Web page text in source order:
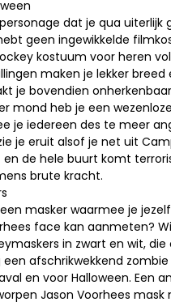
dat je qua uiterlijk
geen ingewikkelde
kostuum voor heren
maken je lekker breed
je bovendien
mond heb je een
je iedereen des te meer
je eruit alsof je net uit
en de hele buurt komt
brute kracht.
masker waarmee je
face kan aanmeten?
in zwart en wit, die
afschrikwekkend
en voor Halloween. Een
Jason Voorhees mask